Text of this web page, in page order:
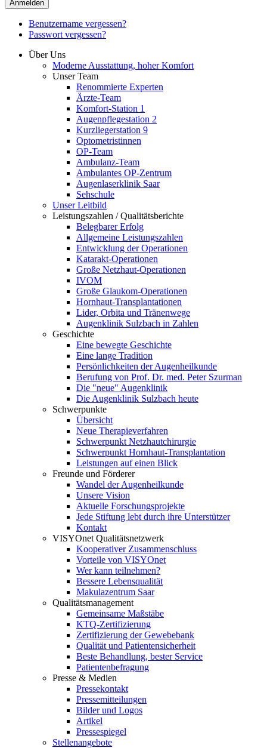
Anmelden
Benutzername vergessen?
Passwort vergessen?
Über Uns
Moderne Ausstattung, hoher Komfort
Unser Team
Renommierte Experten
Ärzte-Team
Komfort-Station 1
Augenpflegestation 2
Kurzliegerstation 9
Optometristinnen
OP-Team
Ambulanz-Team
Ambulantes OP-Zentrum
Augenlaserklinik Saar
Sehschule
Unser Leitbild
Leistungszahlen / Qualitätsberichte
Belegbarer Erfolg
Allgemeine Leistungszahlen
Entwicklung der Operationen
Katarakt-Operationen
Große Netzhaut-Operationen
IVOM
Große Glaukom-Operationen
Hornhaut-Transplantationen
Lider, Orbita und Tränenwege
Augenklinik Sulzbach in Zahlen
Geschichte
Eine bewegte Geschichte
Eine lange Tradition
Persönlichkeiten der Augenheilkunde
Berufung von Prof. Dr. med. Peter Szurman
Die "neue" Augenklinik
Die Augenklinik Sulzbach heute
Schwerpunkte
Übersicht
Neue Therapieverfahren
Schwerpunkt Netzhautchirurgie
Schwerpunkt Hornhaut-Transplantation
Leistungen auf einen Blick
Freunde und Förderer
Wandel der Augenheilkunde
Unsere Vision
Aktuelle Forschungsprojekte
Jede Stiftung lebt durch ihre Unterstützer
Kontakt
VISYOnet Qualitätsnetzwerk
Kooperativer Zusammenschluss
Vorteile von VISYOnet
Wer kann teilnehmen?
Bessere Lebensqualität
Makulazentrum Saar
Qualitätsmanagement
Gemeinsame Maßstäbe
KTQ-Zertifizierung
Zertifizierung der Gewebebank
Qualität und Patientensicherheit
Beste Behandlung, bester Service
Patientenbefragung
Presse & Medien
Pressekontakt
Pressemitteilungen
Bilder und Logos
Artikel
Pressespiegel
Stellenangebote